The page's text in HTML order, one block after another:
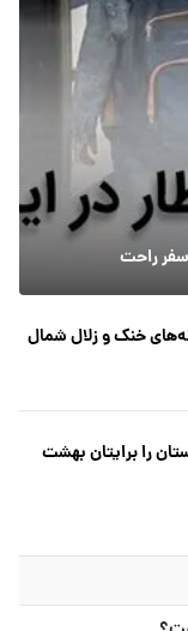
سفر راحت
خنک و زلال شمال
را برایتان بهشت